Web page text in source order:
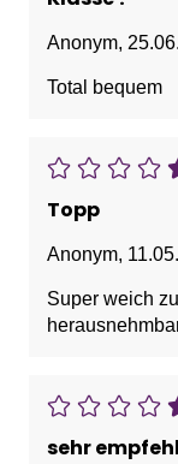
Anonym,
Total bequem
Topp
Anonym,
Super weich
sehr